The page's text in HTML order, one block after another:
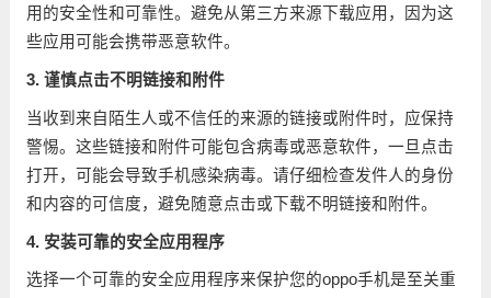
用的安全性和可靠性。避免从第三方来源下载应用，因为这
些应用可能会携带恶意软件。
3. 谨慎点击不明链接和附件
当收到来自陌生人或不信任的来源的链接或附件时，应保持
警惕。这些链接和附件可能包含病毒或恶意软件，一旦点击
打开，可能会导致手机感染病毒。请仔细检查发件人的身份
和内容的可信度，避免随意点击或下载不明链接和附件。
4. 安装可靠的安全应用程序
选择一个可靠的安全应用程序来保护您的oppo手机是至关重